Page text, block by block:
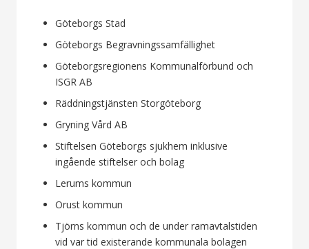
Göteborgs Stad
Göteborgs Begravningssamfällighet
Göteborgsregionens Kommunalförbund och
ISGR AB
Räddningstjänsten Storgöteborg
Gryning Vård AB
Stiftelsen Göteborgs sjukhem inklusive
ingående stiftelser och bolag
Lerums kommun
Orust kommun
Tjörns kommun och de under ramavtalstiden
vid var tid existerande kommunala bolagen